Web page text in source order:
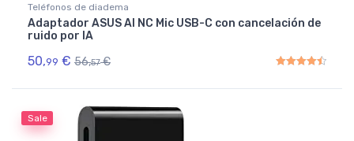
Teléfonos de diadema
Adaptador ASUS AI NC Mic USB-C con cancelación de
ruido por IA
50,99 € 56,57 €
Sale